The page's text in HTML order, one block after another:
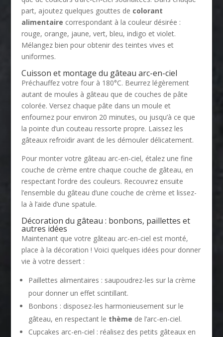
part, ajoutez quelques gouttes de colorant
alimentaire correspondant à la couleur désirée :
rouge, orange, jaune, vert, bleu, indigo et violet.
Mélangez bien pour obtenir des teintes vives et
uniformes.
Cuisson et montage du gâteau arc-en-ciel
Préchauffez votre four à 180°C. Beurrez légèrement
autant de moules à gâteau que de couches de pâte
colorée. Versez chaque pâte dans un moule et
enfournez pour environ 20 minutes, ou jusqu’à ce que
la pointe d’un couteau ressorte propre. Laissez les
gâteaux refroidir avant de les démouler délicatement.
Pour monter votre gâteau arc-en-ciel, étalez une fine
couche de crème entre chaque couche de gâteau, en
respectant l’ordre des couleurs. Recouvrez ensuite
l’ensemble du gâteau d’une couche de crème et lissez-
la à l’aide d’une spatule.
Décoration du gâteau : bonbons, paillettes et
autres idées
Maintenant que votre gâteau arc-en-ciel est monté,
place à la décoration ! Voici quelques idées pour donner
vie à votre dessert :
Paillettes alimentaires : saupoudrez-les sur la crème
pour donner un effet scintillant.
Bonbons : disposez-les harmonieusement sur le
gâteau, en respectant le thème de l’arc-en-ciel.
Cupcakes arc-en-ciel : réalisez des petits gâteaux en